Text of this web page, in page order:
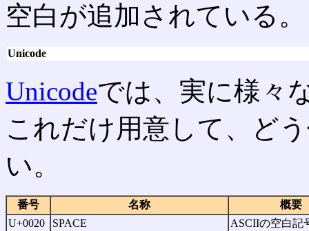
空白が追加されている。
Unicode
Unicodeでは、実に様々
これだけ用意して、ど
い。
番号 名称
概要
U+0020
SPACE
ASCIIの空白記